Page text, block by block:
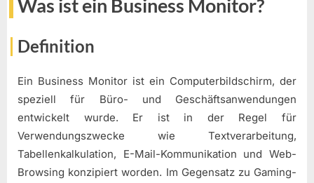
Was ist ein Business Monitor?
Definition
Ein Business Monitor ist ein Computerbildschirm, der
speziell für Büro- und Geschäftsanwendungen
entwickelt wurde. Er ist in der Regel für
Verwendungszwecke wie Textverarbeitung,
Tabellenkalkulation, E-Mail-Kommunikation und Web-
Browsing konzipiert worden. Im Gegensatz zu Gaming-